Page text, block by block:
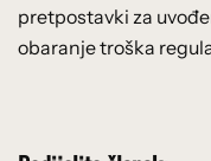
pretpostavki za
obaranje troška